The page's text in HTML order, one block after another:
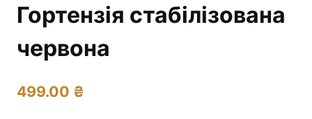
Гортензія стабілізована
червона
499.00 ₴